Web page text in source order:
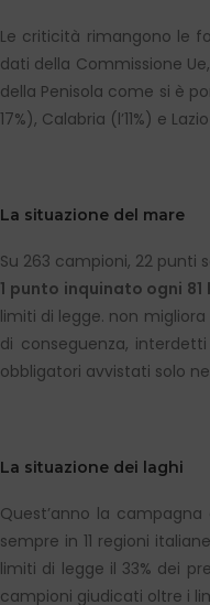
Le criticità rimangono le
dati della Commissione
della Penisola come si è
17%), Calabria (l’11%) e
La situazione del mare
Su 263 campioni, 22
1 punto inquinato ogni
limiti di legge. non
di conseguenza,
obbligatori avvistati solo
La situazione dei laghi
Quest’anno la
sempre in 11 regioni
limiti di legge il 33% dei
campioni giudicati oltre i